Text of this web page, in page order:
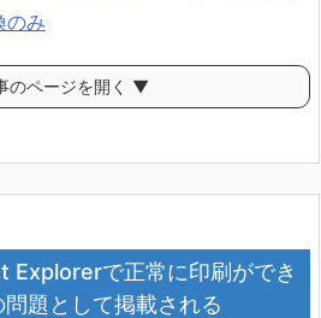
のみ
のページを開く ▼
Explorerで正常に印刷ができ
題として掲載される